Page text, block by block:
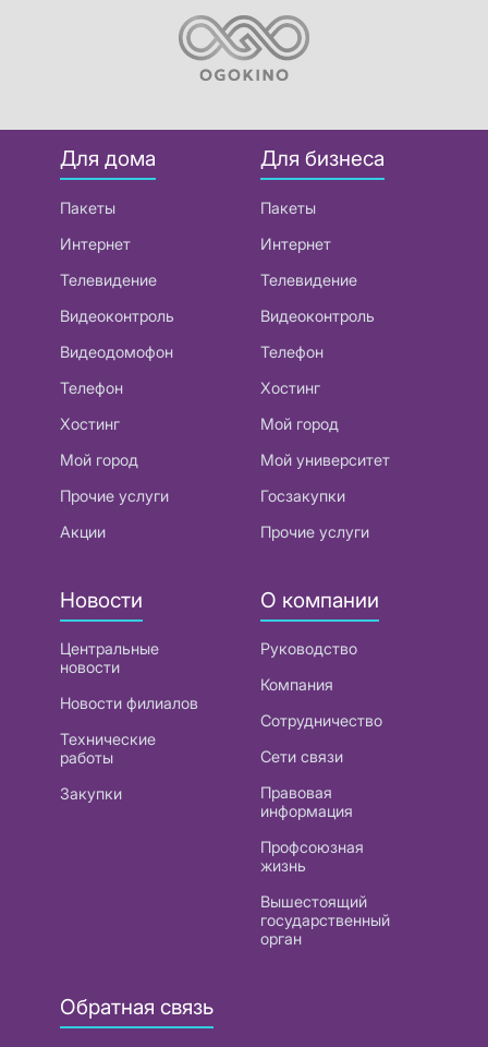
Для дома
Пакеты
Интернет
Телевидение
Видеоконтроль
Видеодомофон
Телефон
Хостинг
Мой город
Прочие услуги
Акции
Для бизнеса
Пакеты
Интернет
Телевидение
Видеоконтроль
Телефон
Хостинг
Мой город
Мой университет
Госзакупки
Прочие услуги
Новости
Центральные
новости
Новости филиалов
Технические
работы
Закупки
О компании
Руководство
Компания
Сотрудничество
Сети связи
Правовая
информация
Профсоюзная
жизнь
Вышестоящий
государственный
орган
Обратная связь